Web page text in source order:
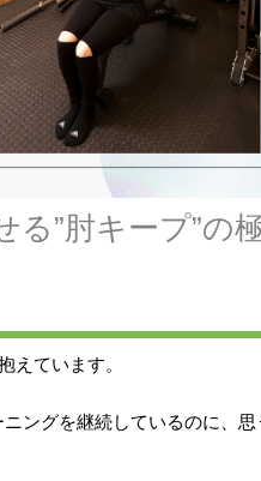
”肘キープ”の
えています。
ングを継続しているのに、思